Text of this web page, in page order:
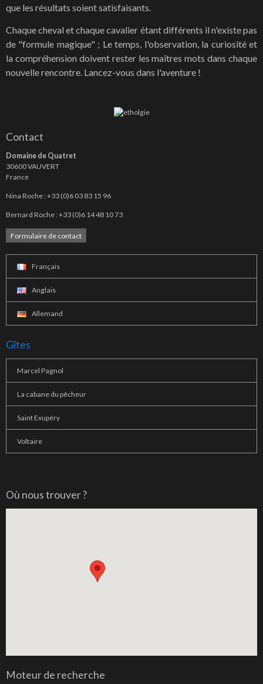
que les résultats soient satisfaisants.
Chaque cheval et chaque cavalier étant différents il n'existe pas
de "formule magique" ; Le temps, l'observation, la curiosité et
la compréhension doivent rester les maîtres mots dans chaque
nouvelle rencontre. Lancez-vous dans l'aventure !
Contact
Domaine de Quatret
30600 VAUVERT
France
Nina Roche : +33 (0)6 03 83 15 96
Bernard Roche : +33 (0)6 14 48 10 73
Formulaire de contact
Français
Anglais
Allemand
Gîtes
Marcel Pagnol
La cabane du pêcheur
Saint Exupéry
Voltaire
Où nous trouver ?
Moteur de recherche